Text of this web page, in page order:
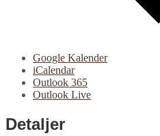
Google Kalender
iCalendar
Outlook 365
Outlook Live
Detaljer